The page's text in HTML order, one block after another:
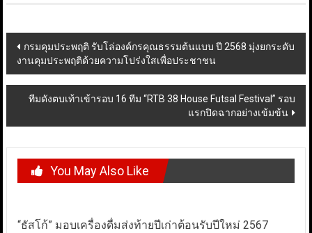
Post
navigation
กรมคุมประพฤติ รับโล่องค์กรคุณธรรมต้นแบบ ปี 2568 มุ่งยกระดับ
งานคุมประพฤติด้วยความโปร่งใสเพื่อประชาชน
ทีมดังตบเท้าเข้ารอบ 16 ทีม “RTB 38 House Futsal Festival” รอบ
แรกปิดฉากอย่างเข้มข้น
You May Also Like
“ธัสโก้” มอบเครื่องดื่มส่งท้ายปีเก่าต้อนรับปีใหม่ 2567